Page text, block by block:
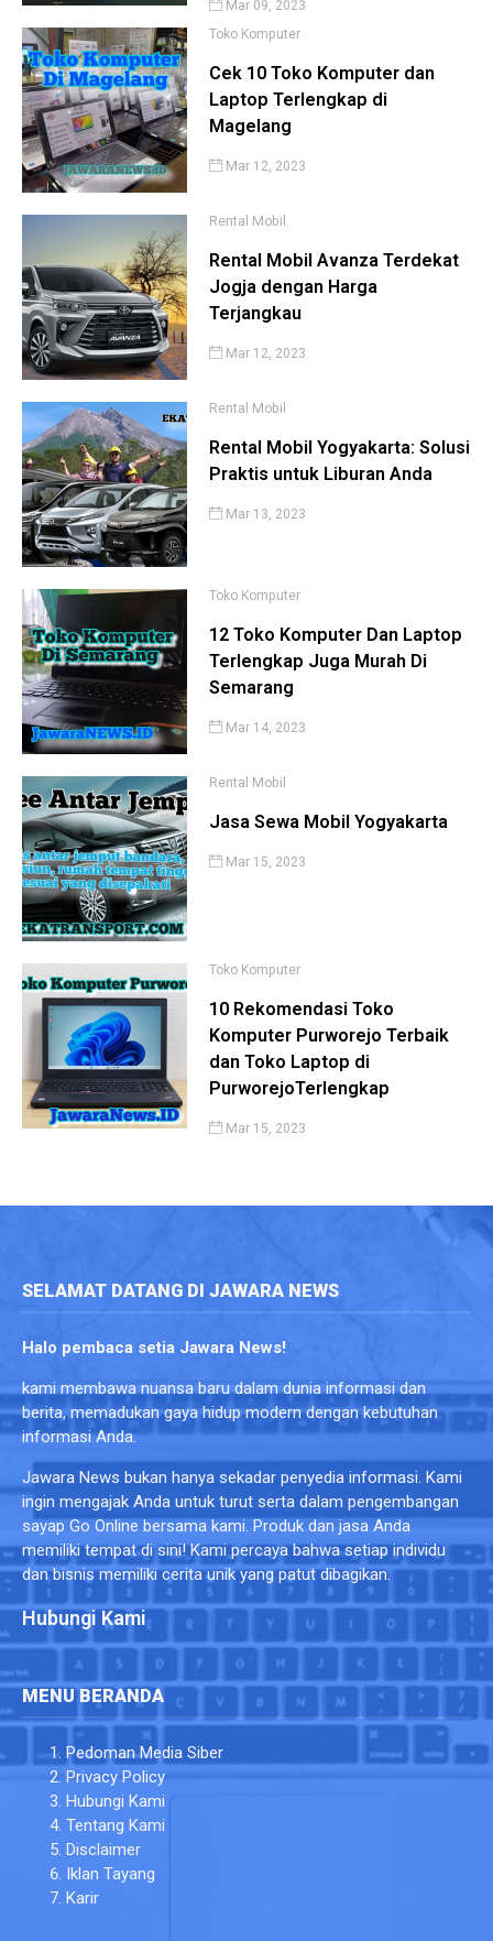
Mar 09, 2023
Toko Komputer
Cek 10 Toko Komputer dan
Laptop Terlengkap di
Magelang
Mar 12, 2023
Rental Mobil
Rental Mobil Avanza Terdekat
Jogja dengan Harga
Terjangkau
Mar 12, 2023
Rental Mobil
Rental Mobil Yogyakarta: Solusi
Praktis untuk Liburan Anda
Mar 13, 2023
Toko Komputer
12 Toko Komputer Dan Laptop
Terlengkap Juga Murah Di
Semarang
Mar 14, 2023
Rental Mobil
Jasa Sewa Mobil Yogyakarta
Mar 15, 2023
Toko Komputer
10 Rekomendasi Toko
Komputer Purworejo Terbaik
dan Toko Laptop di
PurworejoTerlengkap
Mar 15, 2023
SELAMAT DATANG DI JAWARA NEWS
Halo pembaca setia Jawara News!
kami membawa nuansa baru dalam dunia informasi dan
berita, memadukan gaya hidup modern dengan kebutuhan
informasi Anda.
Jawara News bukan hanya sekadar penyedia informasi. Kami
ingin mengajak Anda untuk turut serta dalam pengembangan
sayap Go Online bersama kami. Produk dan jasa Anda
memiliki tempat di sini! Kami percaya bahwa setiap individu
dan bisnis memiliki cerita unik yang patut dibagikan.
Hubungi Kami
MENU BERANDA
Pedoman Media Siber
Privacy Policy
Hubungi Kami
Tentang Kami
Disclaimer
Iklan Tayang
Karir